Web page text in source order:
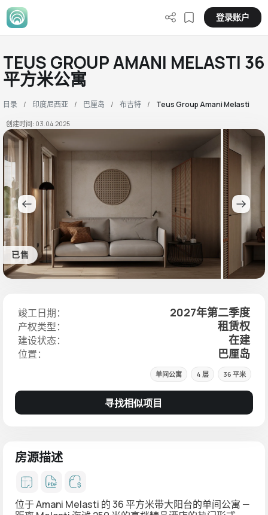
登录账户
TEUS GROUP AMANI MELASTI 36
平方米公寓
目录 印度尼西亚 巴厘岛 布吉特 Teus Group Amani Melasti
创建时间: 03.04.2025
已售
竣工日期： 2027年第二季度
产权类型： 租赁权
建设状态： 在建
位置： 巴厘岛
单间公寓 4 层 36 平米
寻找相似项目
房源描述
位于 Amani Melasti 的 36 平方米带大阳台的单间公寓 —